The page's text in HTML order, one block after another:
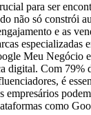
para ser
não só constrói
e as
especializadas
Meu Negócio
digital. Com 79%
é
empresários
como